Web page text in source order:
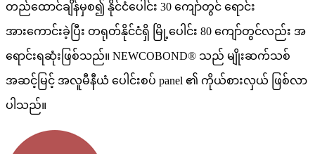
တည်ထောင်ချိန်မှစ၍ နိုင်ငံပေါင်း 30 ကျော်တွင် ရောင်း
အားကောင်းခဲ့ပြီး တရုတ်နိုင်ငံရှိ မြို့ပေါင်း 80 ကျော်တွင်လည်း အ
ရောင်းရဆုံးဖြစ်သည်။ NEWCOBOND® သည် မျိုးဆက်သစ်
အဆင့်မြင့် အလူမီနီယံ ပေါင်းစပ် panel ၏ ကိုယ်စားလှယ် ဖြစ်လာ
ပါသည်။